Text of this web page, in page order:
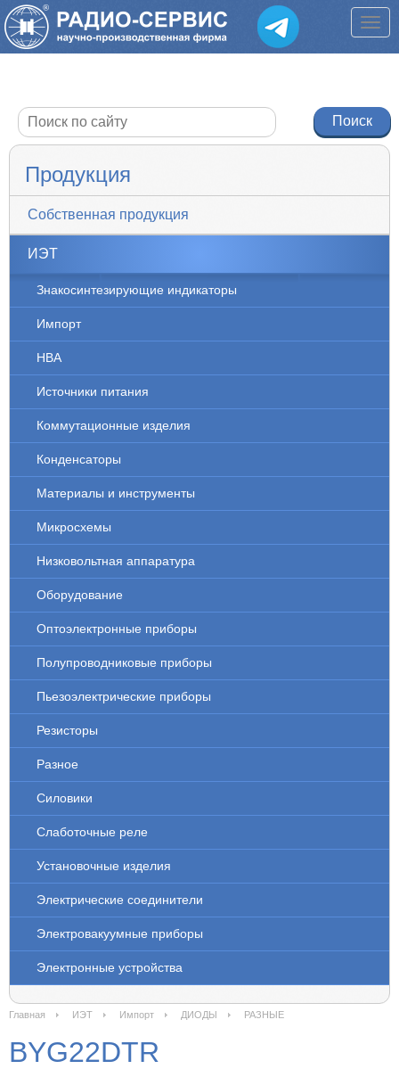
Продукция
Собственная продукция
ИЭТ
Знакосинтезирующие индикаторы
Импорт
НВА
Источники питания
Коммутационные изделия
Конденсаторы
Материалы и инструменты
Микросхемы
Низковольтная аппаратура
Оборудование
Оптоэлектронные приборы
Полупроводниковые приборы
Пьезоэлектрические приборы
Резисторы
Разное
Силовики
Слаботочные реле
Установочные изделия
Электрические соединители
Электровакуумные приборы
Электронные устройства
Главная ИЭТ Импорт ДИОДЫ РАЗНЫЕ
BYG22DTR